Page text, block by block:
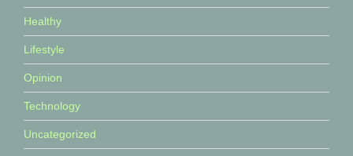
Healthy
Lifestyle
Opinion
Technology
Uncategorized